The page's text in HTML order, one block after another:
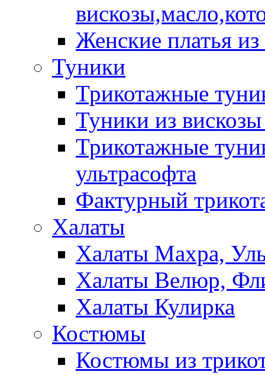
Женские платья
Туники
Трикотажные
Туники из
Трикотажные
ультрасофта
Фактурный
Халаты
Халаты Махра,
Халаты Велюр,
Халаты Кулирка
Костюмы
Костюмы из